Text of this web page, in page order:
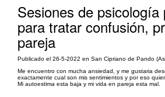
Sesiones de psicología
para tratar confusión,
pareja
Publicado el 26-5-2022 en San Cipriano de Pando
Me encuentro con mucha ansiedad, y me gustaria
exactamente cual son mis sentimientos y por eso
Mi autoestima esta baja y mi vida en pareja esta mal.